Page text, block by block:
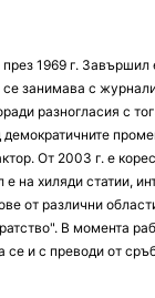
1969 г. Завършил
занимава с
разногласия с
демократичните
От 2003 г. е
на хиляди статии,
от различни
В момента
и с преводи от